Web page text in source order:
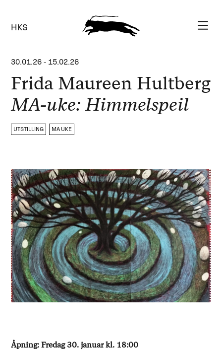
HKS
30.01.26 - 15.02.26
Frida Maureen Hultberg
MA-uke: Himmelspeil
UTSTILLING MA UKE
Åpning: Fredag 30. januar kl. 18:00